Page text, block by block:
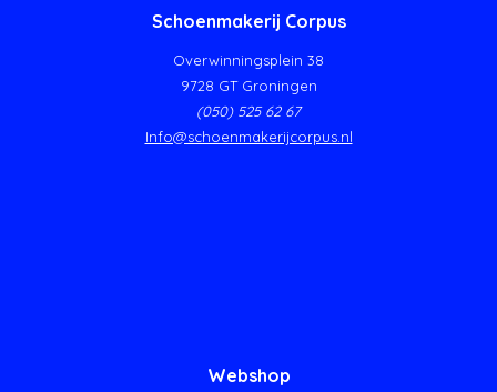
Schoenmakerij Corpus
Overwinningsplein 38
9728 GT Groningen
(050) 525 62 67
Info@schoenmakerijcorpus.nl
Webshop